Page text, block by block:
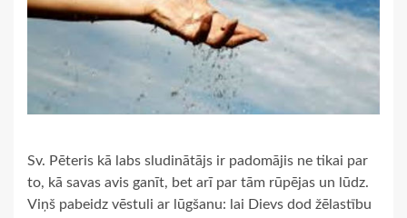
Sv. Pēteris kā labs sludinātājs ir padomājis ne tikai par
to, kā savas avis ganīt, bet arī par tām rūpējas un lūdz.
Viņš pabeidz vēstuli ar lūgšanu: lai Dievs dod žēlastību